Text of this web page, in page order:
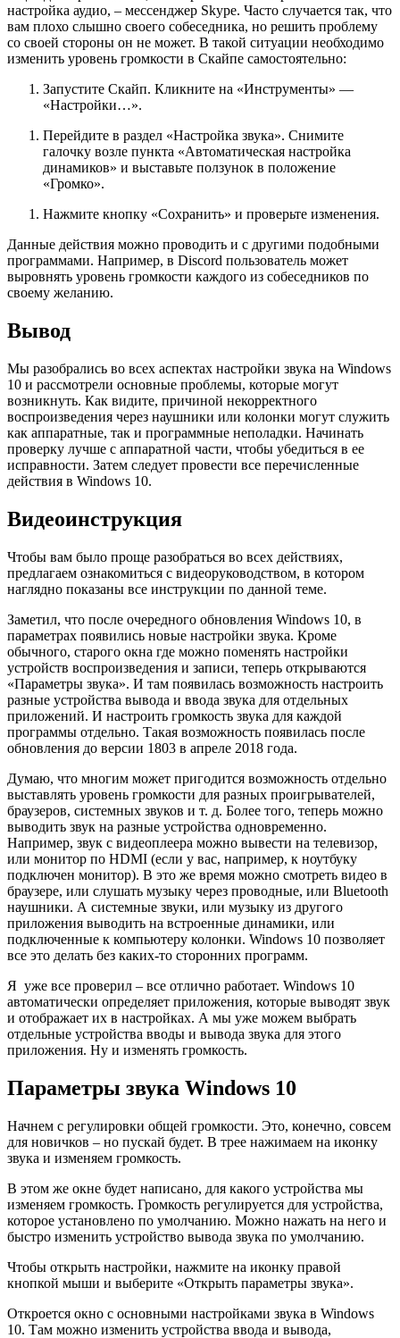
настройка аудио, – мессенджер Skype. Часто случается так, что
вам плохо слышно своего собеседника, но решить проблему
со своей стороны он не может. В такой ситуации необходимо
изменить уровень громкости в Скайпе самостоятельно:
Запустите Скайп. Кликните на «Инструменты» —
«Настройки…».
Перейдите в раздел «Настройка звука». Снимите
галочку возле пункта «Автоматическая настройка
динамиков» и выставьте ползунок в положение
«Громко».
Нажмите кнопку «Сохранить» и проверьте изменения.
Данные действия можно проводить и с другими подобными
программами. Например, в Discord пользователь может
выровнять уровень громкости каждого из собеседников по
своему желанию.
Вывод
Мы разобрались во всех аспектах настройки звука на Windows
10 и рассмотрели основные проблемы, которые могут
возникнуть. Как видите, причиной некорректного
воспроизведения через наушники или колонки могут служить
как аппаратные, так и программные неполадки. Начинать
проверку лучше с аппаратной части, чтобы убедиться в ее
исправности. Затем следует провести все перечисленные
действия в Windows 10.
Видеоинструкция
Чтобы вам было проще разобраться во всех действиях,
предлагаем ознакомиться с видеоруководством, в котором
наглядно показаны все инструкции по данной теме.
Заметил, что после очередного обновления Windows 10, в
параметрах появились новые настройки звука. Кроме
обычного, старого окна где можно поменять настройки
устройств воспроизведения и записи, теперь открываются
«Параметры звука». И там появилась возможность настроить
разные устройства вывода и ввода звука для отдельных
приложений. И настроить громкость звука для каждой
программы отдельно. Такая возможность появилась после
обновления до версии 1803 в апреле 2018 года.
Думаю, что многим может пригодится возможность отдельно
выставлять уровень громкости для разных проигрывателей,
браузеров, системных звуков и т. д. Более того, теперь можно
выводить звук на разные устройства одновременно.
Например, звук с видеоплеера можно вывести на телевизор,
или монитор по HDMI (если у вас, например, к ноутбуку
подключен монитор). В это же время можно смотреть видео в
браузере, или слушать музыку через проводные, или Bluetooth
наушники. А системные звуки, или музыку из другого
приложения выводить на встроенные динамики, или
подключенные к компьютеру колонки. Windows 10 позволяет
все это делать без каких-то сторонних программ.
Я уже все проверил – все отлично работает. Windows 10
автоматически определяет приложения, которые выводят звук
и отображает их в настройках. А мы уже можем выбрать
отдельные устройства вводы и вывода звука для этого
приложения. Ну и изменять громкость.
Параметры звука Windows 10
Начнем с регулировки общей громкости. Это, конечно, совсем
для новичков – но пускай будет. В трее нажимаем на иконку
звука и изменяем громкость.
В этом же окне будет написано, для какого устройства мы
изменяем громкость. Громкость регулируется для устройства,
которое установлено по умолчанию. Можно нажать на него и
быстро изменить устройство вывода звука по умолчанию.
Чтобы открыть настройки, нажмите на иконку правой
кнопкой мыши и выберите «Открыть параметры звука».
Откроется окно с основными настройками звука в Windows
10. Там можно изменить устройства ввода и вывода,